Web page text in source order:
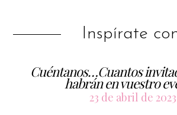
Inspírate
Cuéntanos…Cuantos
habrán en vuestro
23 de abril de 2023